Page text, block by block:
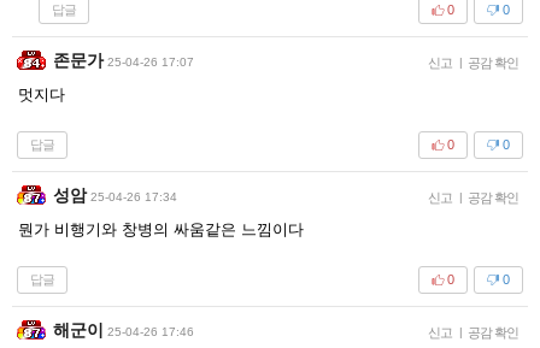
답글 0
0
존문가 25-04-26 17:07 신고 | 공감 확인
멋지다
답글 0
0
성암 25-04-26 17:34 신고 | 공감 확인
뭔가 비행기와 창병의 싸움같은 느낌이다
답글 0
0
해군이 25-04-26 17:46 신고 | 공감 확인